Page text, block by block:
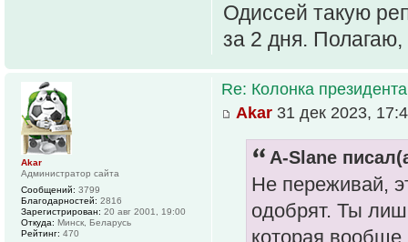
Одиссей такую
за 2 дня. Полагаю,
Re: Колонка президента
Akar 31 дек 2023,
A-Slane
Не переживай,
одобрят. Ты
которая
Akar
Администратор сайта
Сообщений: 3799
Благодарностей: 2816
Зарегистрирован: 20 авг 2001, 19:00
Откуда: Минск, Беларусь
Рейтинг: 470